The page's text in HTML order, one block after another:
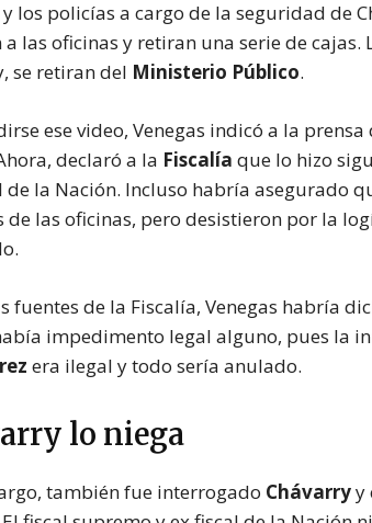
y los policías a cargo de la seguridad de
a las oficinas y retiran una serie de cajas.
se retiran del Ministerio Público.
ese video, Venegas indicó a la
declaró a la Fiscalía que lo hizo
de la Nación. Incluso habría asegurado
de las oficinas, pero desistieron por la
fuentes de la Fiscalía, Venegas habría
impedimento legal alguno, pues la
era ilegal y todo sería anulado.
lo niega
también fue interrogado Chávarryy